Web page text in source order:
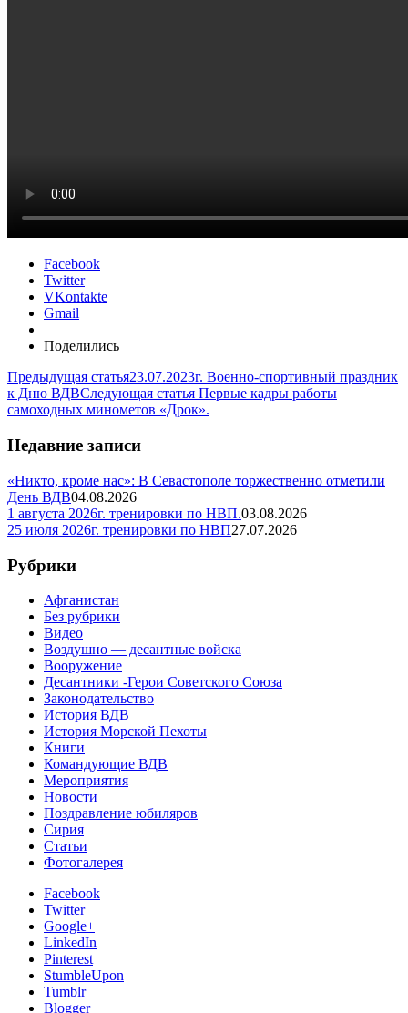
Facebook
Twitter
VKontakte
Gmail
Поделились
Предыдущая статья23.07.2023г. Военно-спортивный праздник
к Дню ВДВСледующая статья Первые кадры работы
самоходных минометов «Дрок».
Недавние записи
«Никто, кроме нас»: В Севастополе торжественно отметили
День ВДВ04.08.2026
1 августа 2026г. тренировки по НВП.03.08.2026
25 июля 2026г. тренировки по НВП27.07.2026
Рубрики
Афганистан
Без рубрики
Видео
Воздушно — десантные войска
Вооружение
Десантники -Герои Советского Союза
Законодательство
История ВДВ
История Морской Пехоты
Книги
Командующие ВДВ
Мероприятия
Новости
Поздравление юбиляров
Сирия
Статьи
Фотогалерея
Facebook
Twitter
Google+
LinkedIn
Pinterest
StumbleUpon
Tumblr
Blogger